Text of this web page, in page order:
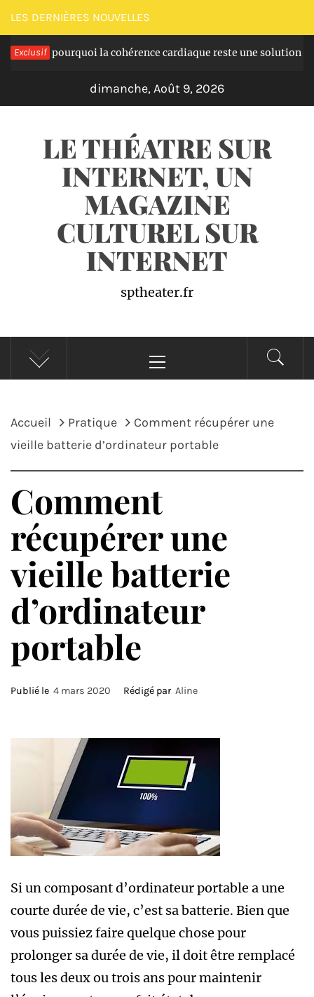
Passer
au
contenu
LES DERNIÈRES NOUVELLES
Exclusifla cohérence cardiaque reste une solution simple à
dimanche, Août 9, 2026
LE THÉATRE SUR
INTERNET, UN
MAGAZINE
CULTUREL SUR
INTERNET
sptheater.fr
principal
Accueil Pratique
Comment récupérer une
vieille batterie d’ordinateur portable
Comment
récupérer une
vieille batterie
d’ordinateur
portable
Publié le 4 mars 2020 Rédigé par Aline
Si un composant d’ordinateur portable a une
courte durée de vie, c’est sa batterie. Bien que
vous puissiez faire quelque chose pour
prolonger sa durée de vie, il doit être remplacé
tous les deux ou trois ans pour maintenir